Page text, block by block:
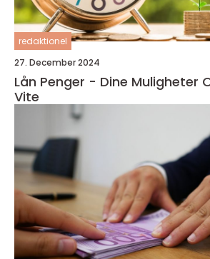
redaktionel
27. December 2024
Lån Penger - Dine Muligheter
Vite